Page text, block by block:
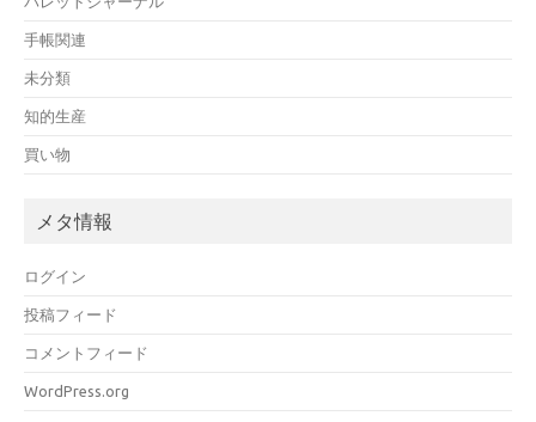
手帳関連
未分類
知的生産
買い物
メタ情報
ログイン
投稿フィード
コメントフィード
WordPress.org